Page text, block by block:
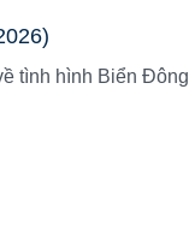
tình hình Biển Đông